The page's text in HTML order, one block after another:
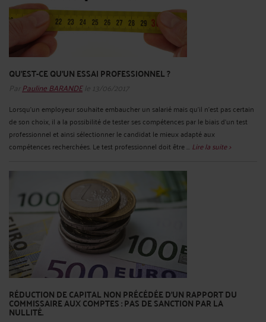
QU'EST-CE QU'UN ESSAI PROFESSIONNEL ?
Par Pauline BARANDEle 13/06/2017
Lorsqu’un employeur souhaite embaucher un salarié mais qu’il n’est pas certain
de son choix, il a la possibilité de tester ses compétences par le biais d’un test
professionnel et ainsi sélectionner le candidat le mieux adapté aux
compétences recherchées. Le test professionnel doit être ... Lire la suite >
RÉDUCTION DE CAPITAL NON PRÉCÉDÉE D'UN RAPPORT DU
COMMISSAIRE AUX COMPTES : PAS DE SANCTION PAR LA
NULLITÉ.